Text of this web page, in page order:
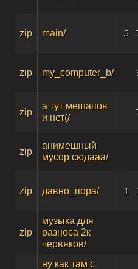
zip main/ 5
zip my_computer_b/
zip
а тут мешапов
и нет(/
zip
анимешный
мусор сюдааа/
zip давно_пора/ 1
zip
музыка для
разноса 2к
червяков/
ну как там с